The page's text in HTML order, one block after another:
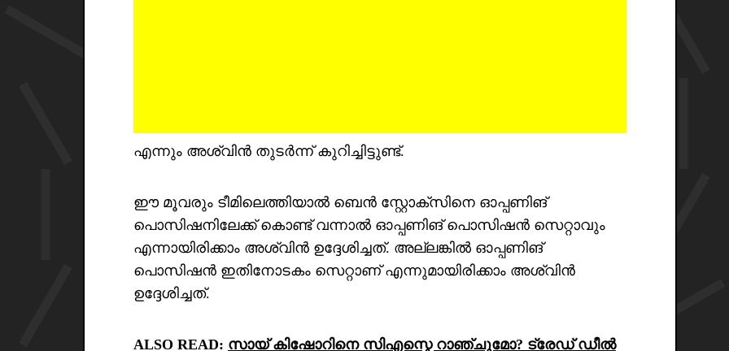
എന്നും അശ്വിൻ തുടർന്ന് കുറിച്ചിട്ടുണ്ട്.
ഈ മൂവരും ടീമിലെത്തിയാൽ ബെൻ സ്റ്റോക്സിനെ ഓപ്പണിങ്
പൊസിഷനിലേക്ക് കൊണ്ട് വന്നാൽ ഓപ്പണിങ് പൊസിഷൻ സെറ്റാവും
എന്നായിരിക്കാം അശ്വിൻ ഉദ്ദേശിച്ചത്. അല്ലങ്കിൽ ഓപ്പണിങ്
പൊസിഷൻ ഇതിനോടകം സെറ്റാണ് എന്നുമായിരിക്കാം അശ്വിൻ
ഉദ്ദേശിച്ചത്.
ALSO READ: സായ് കിഷോറിനെ സിഎസ്കെ റാഞ്ചുമോ? ട്രേഡ് ഡീൽ